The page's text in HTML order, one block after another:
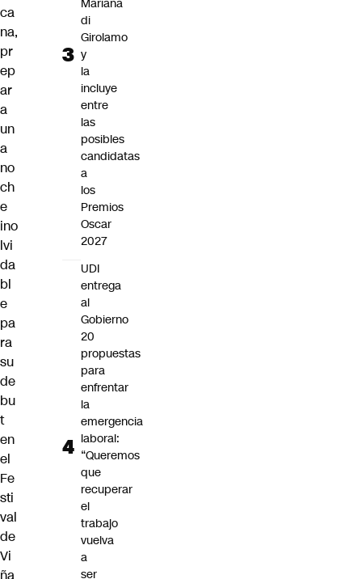
ca
na,
pr
ep
ar
a
un
a
no
ch
e
ino
lvi
da
bl
e
pa
ra
su
de
bu
t
en
el
Fe
sti
val
de
Vi
ña
Mariana
di
Girolamo
y
la
incluye
entre
las
posibles
candidatas
a
los
Premios
Oscar
2027
UDI
entrega
al
Gobierno
20
propuestas
para
enfrentar
la
emergencia
laboral:
“Queremos
que
recuperar
el
trabajo
vuelva
a
ser